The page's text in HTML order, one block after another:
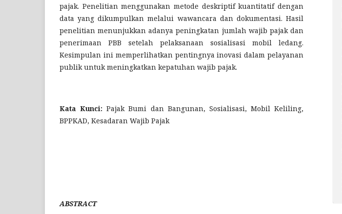
pajak. Penelitian menggunakan metode deskriptif kuantitatif dengan
data yang dikumpulkan melalui wawancara dan dokumentasi. Hasil
penelitian menunjukkan adanya peningkatan jumlah wajib pajak dan
penerimaan PBB setelah pelaksanaan sosialisasi mobil ledang.
Kesimpulan ini memperlihatkan pentingnya inovasi dalam pelayanan
publik untuk meningkatkan kepatuhan wajib pajak.
Kata Kunci:Pajak Bumi dan Bangunan, Sosialisasi, Mobil Keliling,
BPPKAD, Kesadaran Wajib Pajak
ABSTRACT